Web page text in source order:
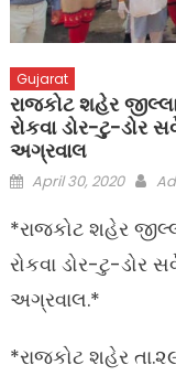
Gujarat
રાજકોટ શહેર
રોકવા ડોર-ટુ-ડોર
અગ્રવાલ
Posted
April 30, 2020
*રાજકોટ શહેર
રોકવા ડોર-ટુ-ડોર
અગ્રવાલ.*
*રાજકોટ શહેર